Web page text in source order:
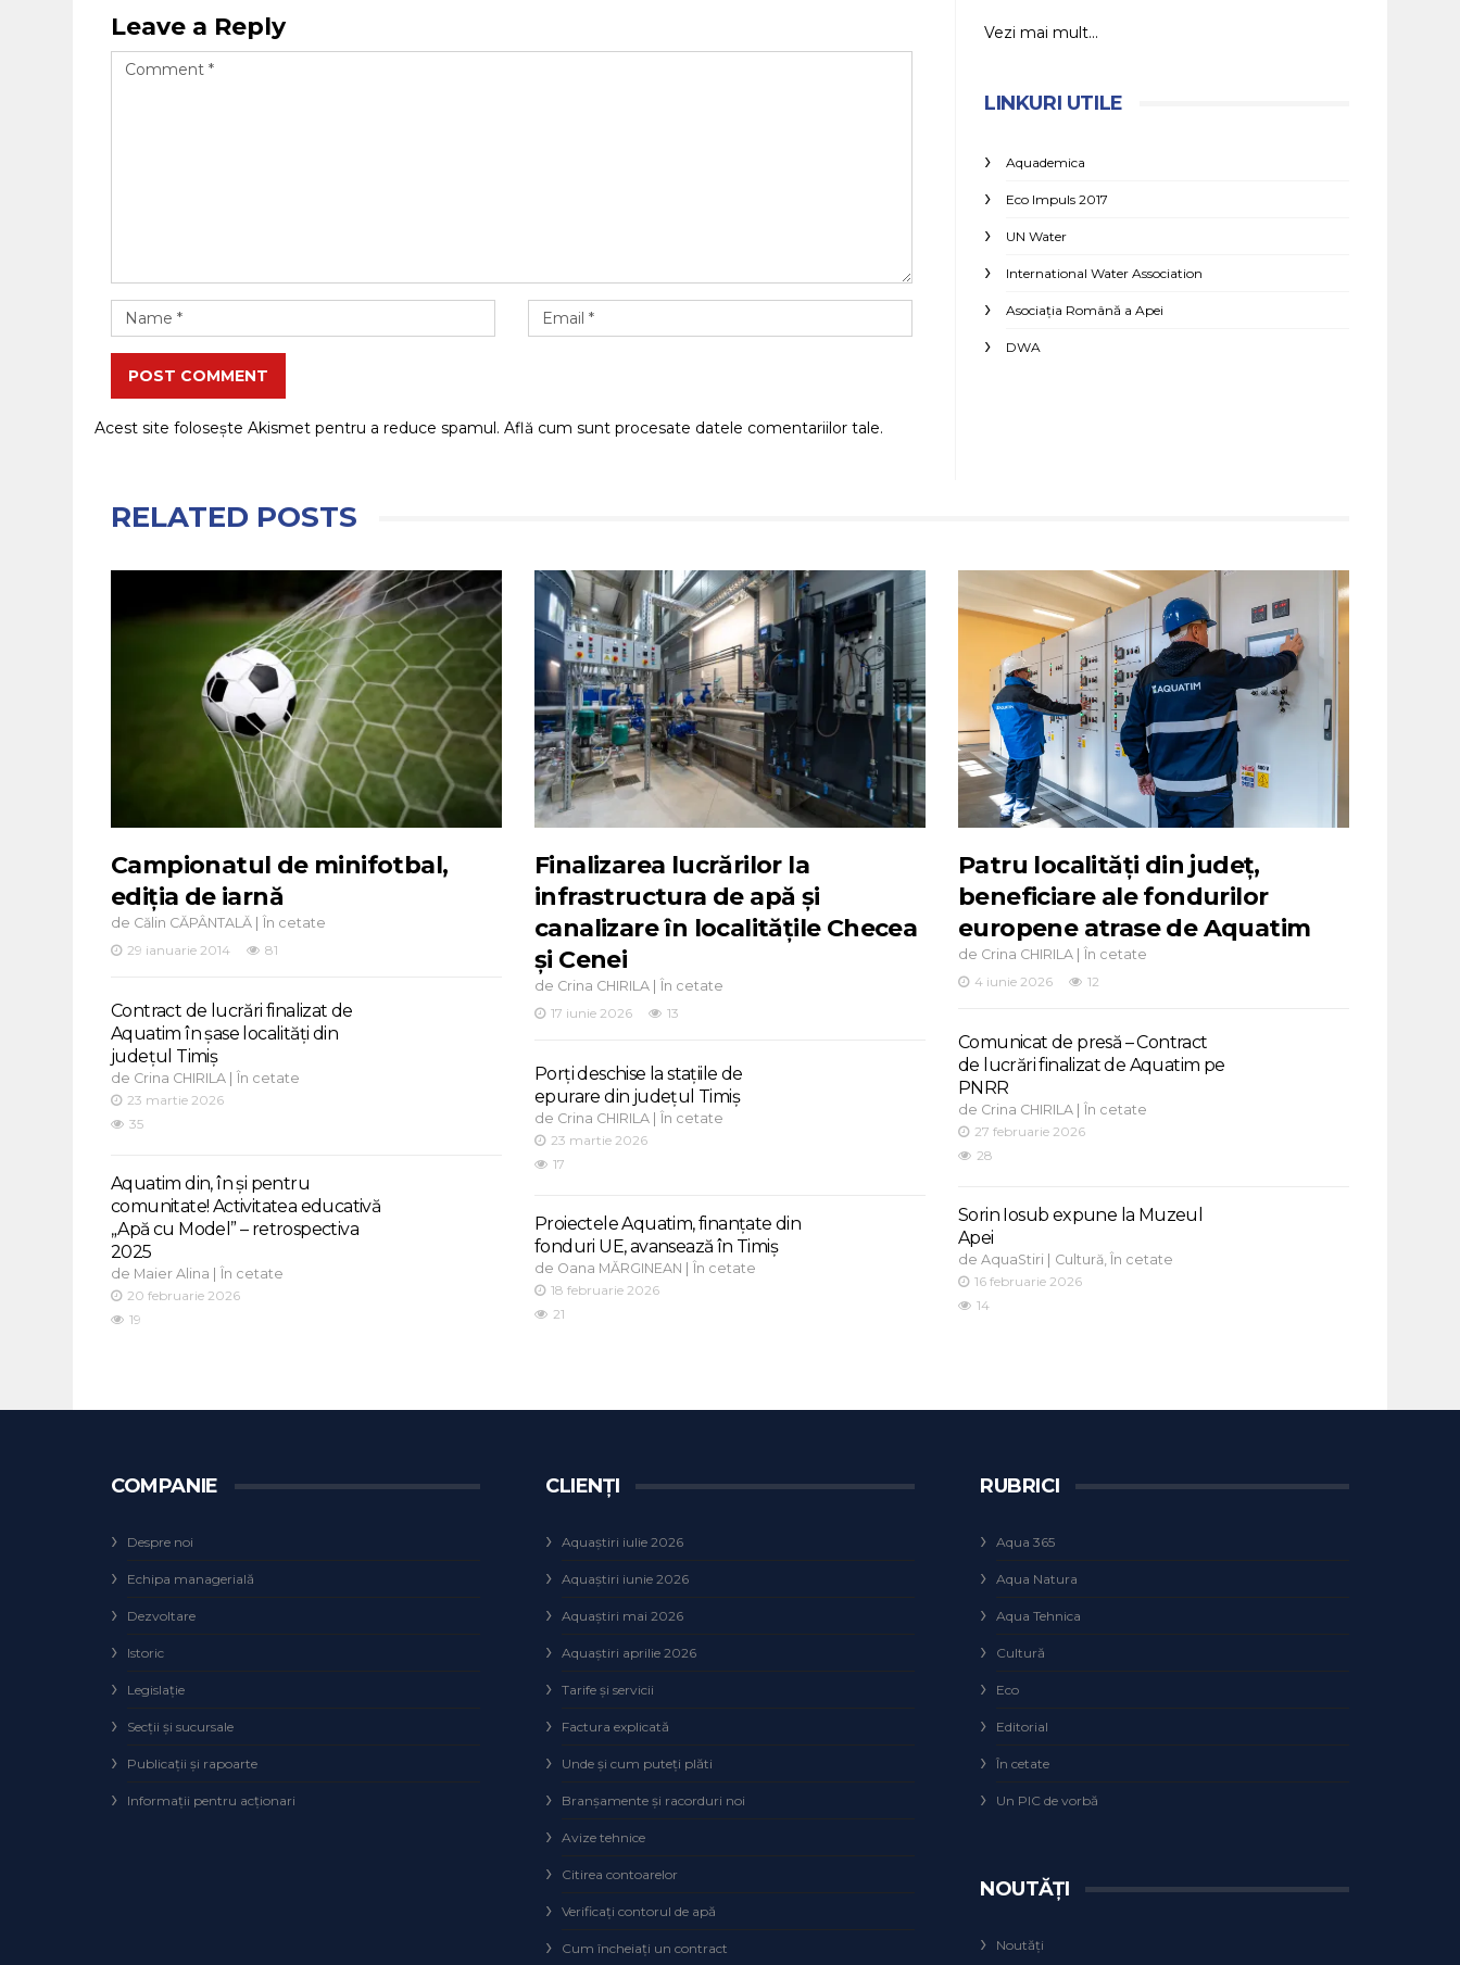
Leave a Reply
POST COMMENT
Acest site folosește Akismet pentru a reduce spamul. Află cum sunt procesate datele comentariilor tale.
Vezi mai mult...
LINKURI UTILE
Aquademica
Eco Impuls 2017
UN Water
International Water Association
Asociaţia Română a Apei
DWA
RELATED POSTS
Campionatul de minifotbal,
ediția de iarnă
de Călin CĂPÂNTALĂ | În cetate
29 ianuarie 2014
81
Contract de lucrări finalizat de
Aquatim în șase localități din
județul Timiș
de Crina CHIRILA | În cetate
23 martie 2026
35
Aquatim din, în și pentru
comunitate! Activitatea educativă
„Apă cu Model” – retrospectiva
2025
de Maier Alina | În cetate
20 februarie 2026
19
Finalizarea lucrărilor la
infrastructura de apă și
canalizare în localitățile Checea
și Cenei
de Crina CHIRILA | În cetate
17 iunie 2026
13
Porți deschise la stațiile de
epurare din județul Timiș
de Crina CHIRILA | În cetate
23 martie 2026
17
Proiectele Aquatim, finanțate din
fonduri UE, avansează în Timiș
de Oana MĂRGINEAN | În cetate
18 februarie 2026
21
Patru localități din județ,
beneficiare ale fondurilor
europene atrase de Aquatim
de Crina CHIRILA | În cetate
4 iunie 2026
12
Comunicat de presă – Contract
de lucrări finalizat de Aquatim pe
PNRR
de Crina CHIRILA | În cetate
27 februarie 2026
28
Sorin Iosub expune la Muzeul
Apei
de AquaStiri | Cultură În cetate
16 februarie 2026
14
COMPANIE
Despre noi
Echipa managerială
Dezvoltare
Istoric
Legislaţie
Secţii şi sucursale
Publicații și rapoarte
Informații pentru acționari
CLIENȚI
Aquaștiri iulie 2026
Aquaștiri iunie 2026
Aquaștiri mai 2026
Aquaștiri aprilie 2026
Tarife și servicii
Factura explicată
Unde și cum puteţi plăti
Branșamente și racorduri noi
Avize tehnice
Citirea contoarelor
Verificaţi contorul de apă
Cum încheiaţi un contract
RUBRICI
Aqua 365
Aqua Natura
Aqua Tehnica
Cultură
Eco
Editorial
În cetate
Un PIC de vorbă
NOUTĂȚI
Noutăți